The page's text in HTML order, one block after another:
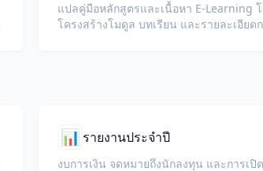
แปลคู่มือหลักสูตรและเนื้อหา E-Learning
โครงสร้างโมดูล บทเรียน และรายละเอียดก
📊 รายงานประจำปี
งบการเงิน จดหมายถึงนักลงทุน และการเปิ